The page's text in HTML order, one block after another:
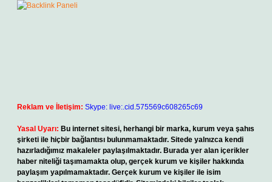
Reklam ve İletişim: Skype: live:.cid.575569c608265c69
Yasal Uyarı: Bu internet sitesi, herhangi bir marka, kurum veya şahıs
şirketi ile hiçbir bağlantısı bulunmamaktadır. Sitede yalnızca kendi
hazırladığımız makaleler paylaşılmaktadır. Burada yer alan içerikler
haber niteliği taşımamakta olup, gerçek kurum ve kişiler hakkında
paylaşım yapılmamaktadır. Gerçek kurum ve kişiler ile isim